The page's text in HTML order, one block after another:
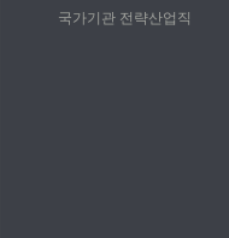
국가기관 전략산업직